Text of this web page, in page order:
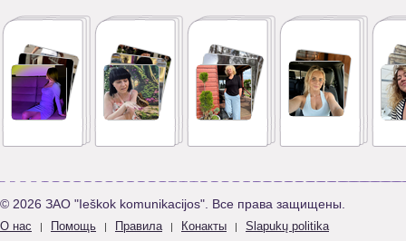
© 2026 ЗАО "Ieškok komunikacijos". Все права защищены.
О нас | Помощь | Правила | Конакты | Slapukų politika